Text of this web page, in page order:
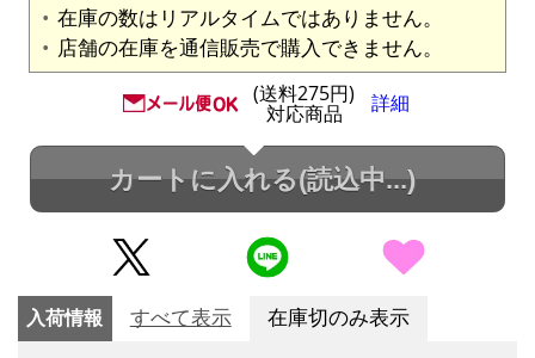
在庫の数はリアルタイムではありません。
店舗の在庫を通信販売で購入できません。
(送料275円)
対応商品 詳細
カートに入れる(読込中...)
入荷情報 すべて表示 在庫切のみ表示